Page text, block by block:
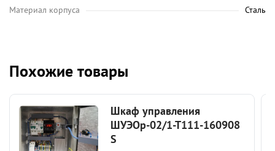
Материал корпуса Сталь
Похожие товары
Шкаф управления
ШУЭОр-02/1-Т111-160908
S